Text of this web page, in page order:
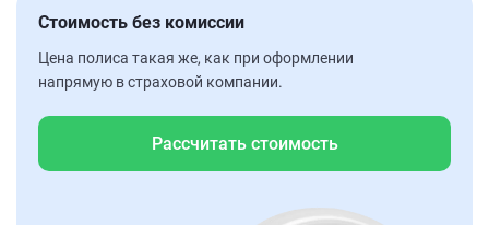
Стоимость без комиссии
Цена полиса такая же, как при оформлении
напрямую в страховой компании.
Рассчитать стоимость